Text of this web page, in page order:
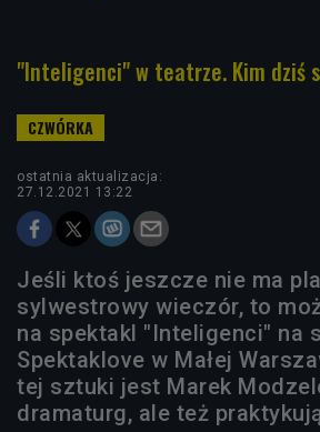
"Inteligenci" w teatrze. Kim dziś
ostatnia aktualizacja:
27.12.2021 13:22
Jeśli ktoś jeszcze nie ma
sylwestrowy wieczór, to
na spektakl "Inteligenci" na
Spektaklove w Małej
tej sztuki jest Marek
dramaturg, ale też